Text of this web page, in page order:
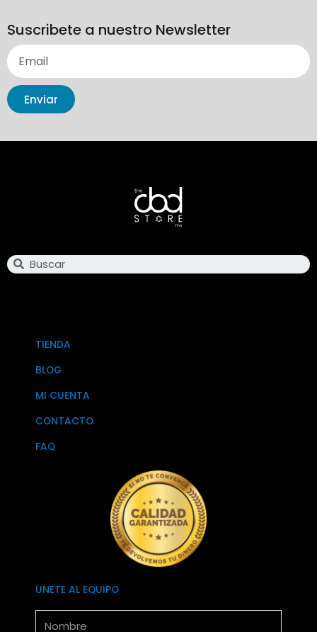
Suscribete a nuestro Newsletter
Enviar
TIENDA
BLOG
MI CUENTA
CONTACTO
FAQ
UNETE AL EQUIPO